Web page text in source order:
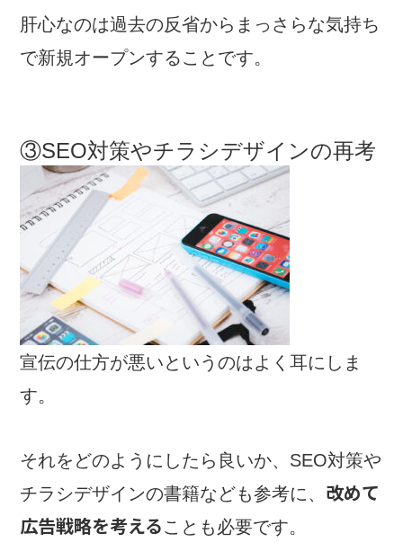
肝心なのは過去の反省からまっさらな気持ち
で新規オープンすることです。
③SEO対策やチラシデザインの再考
宣伝の仕方が悪いというのはよく耳にしま
す。
それをどのようにしたら良いか、SEO対策や
チラシデザインの書籍なども参考に、 改めて
広告戦略を考えることも必要です。